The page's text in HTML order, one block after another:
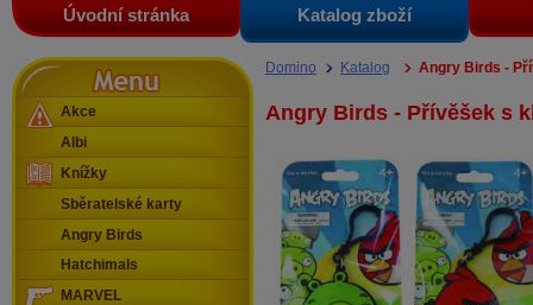
Úvodní stránka Katalog zboží
Domino Katalog Angry Birds -
Angry Birds - Přívěšek s
Menu
Akce
Albi
Knížky
Sběratelské karty
Angry Birds
Hatchimals
MARVEL